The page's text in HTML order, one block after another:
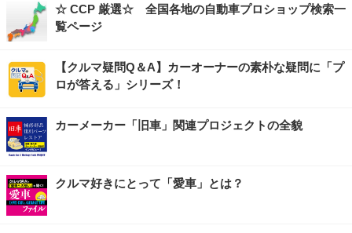
☆ CCP 厳選☆ 全国各地の自動車プロショップ検索一
覧ページ
【クルマ疑問Q＆A】カーオーナーの素朴な疑問に「プ
ロが答える」シリーズ！
カーメーカー「旧車」関連プロジェクトの全貌
クルマ好きにとって「愛車」とは？